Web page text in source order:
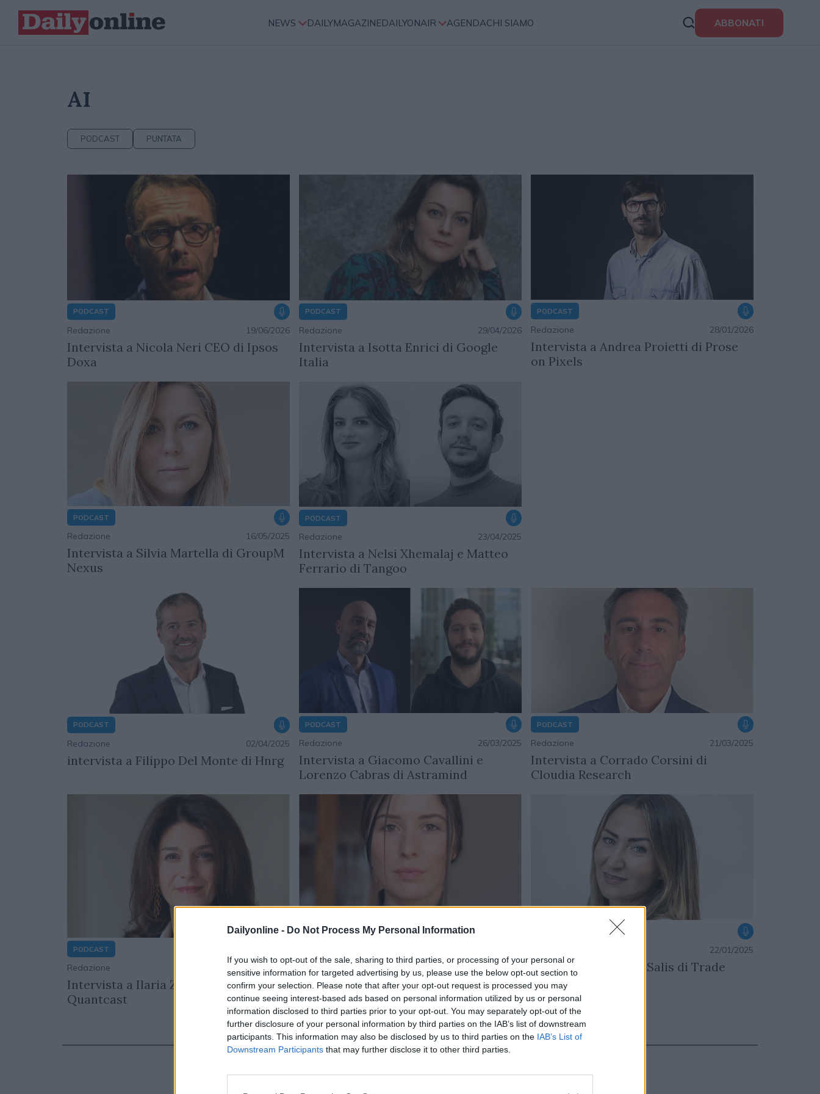
Dailyonline - Do Not Process My Personal Information
If you wish to opt-out of the sale, sharing to third parties, or processing of your personal or
sensitive information for targeted advertising by us, please use the below opt-out section to
confirm your selection. Please note that after your opt-out request is processed you may
continue seeing interest-based ads based on personal information utilized by us or personal
information disclosed to third parties prior to your opt-out. You may separately opt-out of the
further disclosure of your personal information by third parties on the IAB’s list of downstream
participants. This information may also be disclosed by us to third parties on the IAB’s List of
Downstream Participants that may further disclose it to other third parties.
NEWS DAILYMAGAZINEDAILYONAIR AGENDACHI SIAMO ABBONATI
AI
PODCAST PUNTATA
PODCAST
Redazione 19/06/2026
Intervista a Nicola Neri CEO di Ipsos
Doxa
PODCAST
Redazione 29/04/2026
Intervista a Isotta Enrici di Google
Italia
PODCAST
Redazione 28/01/2026
Intervista a Andrea Proietti di Prose
on Pixels
PODCAST
Redazione 16/05/2025
Intervista a Silvia Martella di GroupM
Nexus
PODCAST
Redazione 23/04/2025
Intervista a Nelsi Xhemalaj e Matteo
Ferrario di Tangoo
PODCAST
Redazione 02/04/2025
intervista a Filippo Del Monte di Hnrg
PODCAST
Redazione 26/03/2025
Intervista a Giacomo Cavallini e
Lorenzo Cabras di Astramind
PODCAST
Redazione 21/03/2025
Intervista a Corrado Corsini di
Cloudia Research
PODCAST
Redazione 05/03/2025
Intervista a Ilaria Zampori di
Quantcast
PODCAST
intervista a Giada Franceschini di
Boosha
22/01/2025
Intervista a Sabrina Salis di Trade